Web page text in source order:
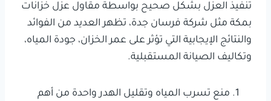
تنفيذ العزل بشكل صحيح بواسطة مقاول عزل خزانات
بمكة مثل شركة فرسان جدة، تظهر العديد من الفوائد
والنتائج الإيجابية التي تؤثر على عمر الخزان، جودة المياه،
وتكاليف الصيانة المستقبلية.
منع تسرب المياه وتقليل الهدر واحدة من أهم